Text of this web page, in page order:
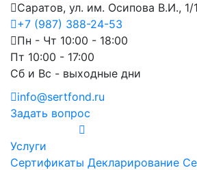
Саратов, ул. им. Осипова В.И., 1/1
+7 (987) 388-24-53
Пн - Чт 10:00 - 18:00
Пт 10:00 - 17:00
Сб и Вс - выходные дни
info@sertfond.ru
Задать вопрос
Услуги
Сертификаты Декларирование